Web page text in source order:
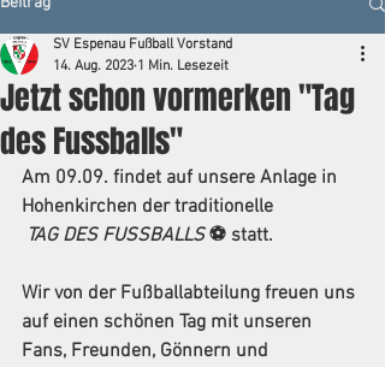
Jetzt schon vormerken "Tag
des Fussballs"
SV Espenau Fußball Vorstand
14. Aug. 2023 1 Min. Lesezeit
Am 09.09. findet auf unsere Anlage in
Hohenkirchen der traditionelle
TAG DES FUSSBALLS ⚽ statt.
Wir von der Fußballabteilung freuen uns
auf einen schönen Tag mit unseren
Fans, Freunden, Gönnern und